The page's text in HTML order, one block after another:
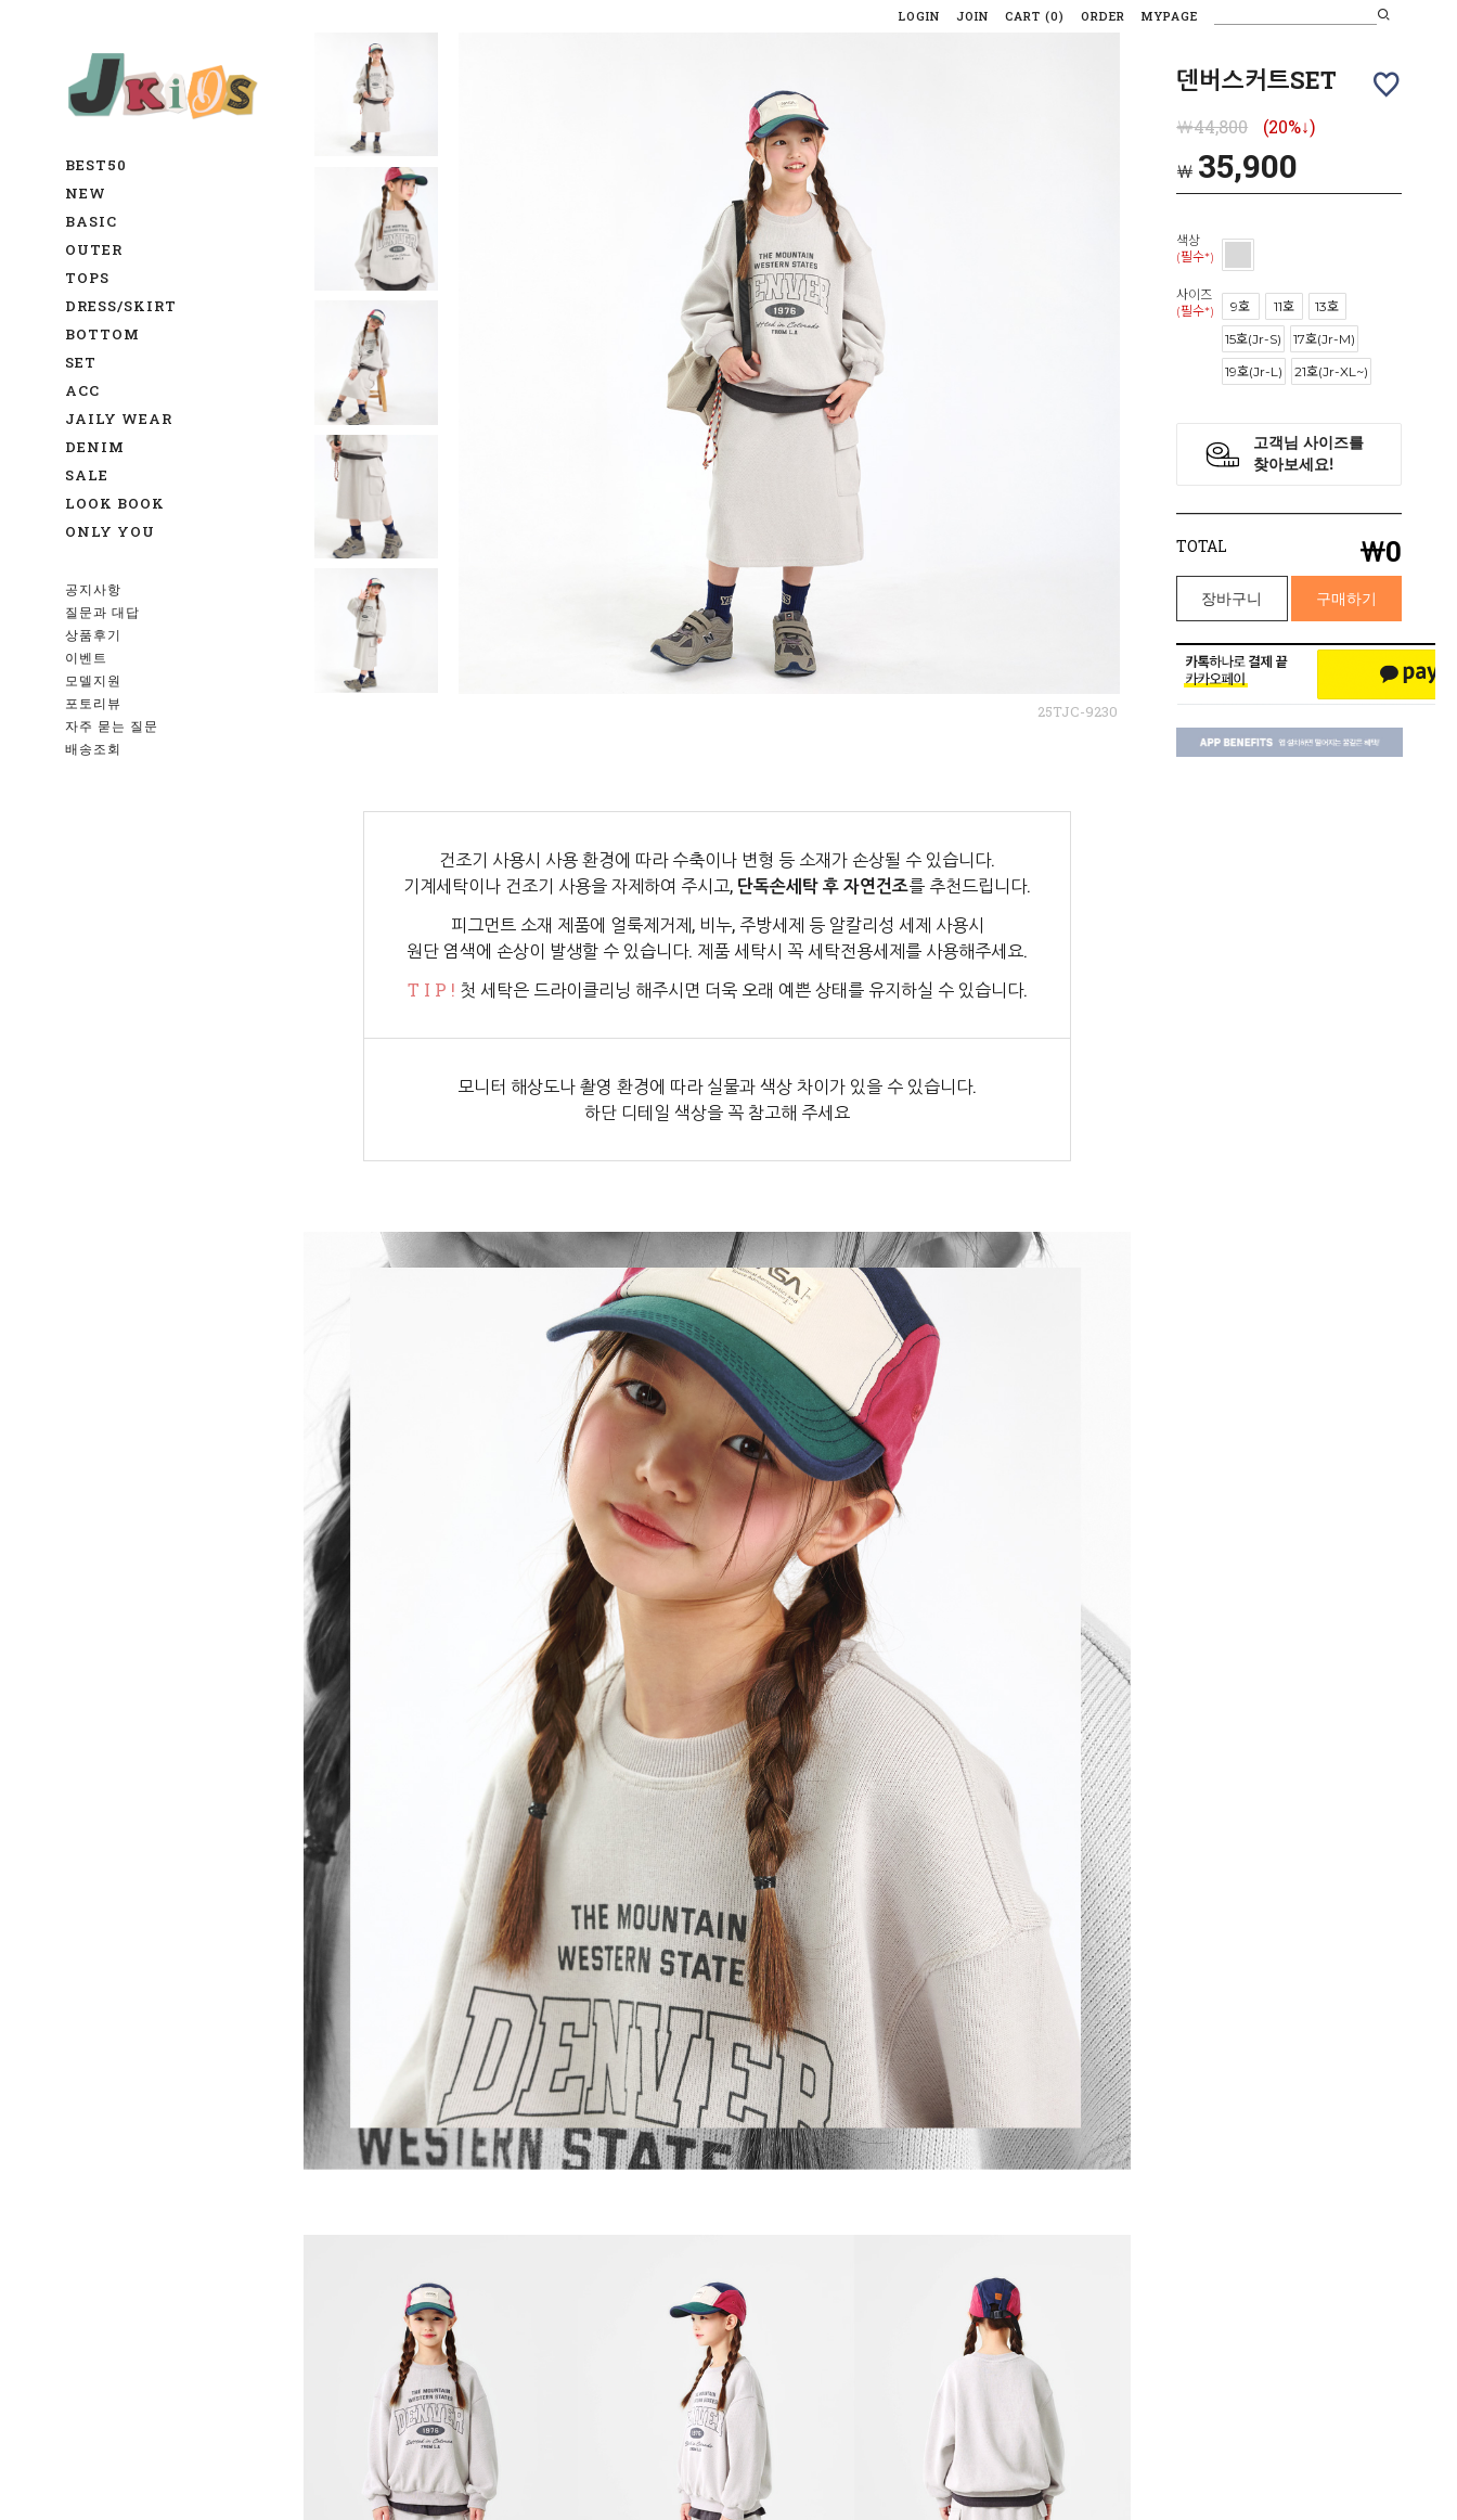
LOGIN JOIN CART (0) ORDER MYPAGE
BEST50
NEW
BASIC
OUTER
TOPS
DRESS/SKIRT
BOTTOM
SET
ACC
JAILY WEAR
DENIM
SALE
LOOK BOOK
ONLY YOU
공지사항
질문과 대답
상품후기
이벤트
모델지원
포토리뷰
자주 묻는 질문
배송조회
25TJC-9230
건조기 사용시 사용 환경에 따라 수축이나 변형 등 소재가 손상될 수 있습니다.
기계세탁이나 건조기 사용을 자제하여 주시고, 단독손세탁 후 자연건조를 추천드립니다.
피그먼트 소재 제품에 얼룩제거제, 비누, 주방세제 등 알칼리성 세제 사용시
원단 염색에 손상이 발생할 수 있습니다. 제품 세탁시 꼭 세탁전용세제를 사용해주세요.
T I P ! 첫 세탁은 드라이클리닝 해주시면 더욱 오래 예쁜 상태를 유지하실 수 있습니다.
모니터 해상도나 촬영 환경에 따라 실물과 색상 차이가 있을 수 있습니다.
하단 디테일 색상을 꼭 참고해 주세요
덴버스커트SET
￦44,800
(20%↓)
￦ 35,900
색상
(필수*)
사이즈
(필수*)
9호 11호
13호
15호(Jr-S)
17호(Jr-M)
19호(Jr-L)
21호(Jr-XL~)
TOTAL ￦0
장바구니 구매하기